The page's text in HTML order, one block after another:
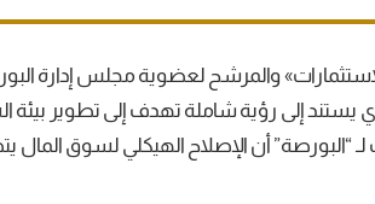
والمرشح لعضوية مجلس إدارة
يستند إلى رؤية شاملة تهدف إلى تطوير
“البورصة” أن الإصلاح الهيكلي لسوق المال